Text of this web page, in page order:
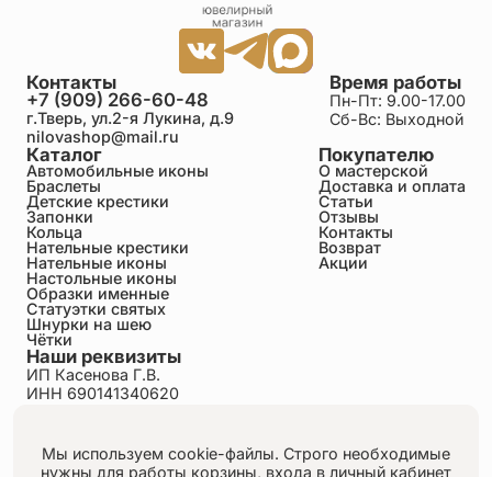
Каталог
Автомобильные иконы
Браслеты
Детские крестики
Запонки
Кольца
Нательные крестики
Нательные иконы
Настольные иконы
Образки именные
Статуэтки святых
Шнурки на шею
Чётки
Покупателю
О мастерской
Доставка и оплата
Статьи
Отзывы
Контакты
Возврат
Акции
Время работы
Пн-Пт: 9.00-17.00
Сб-Вс: Выходной
Контакты
+7 (909) 266-60-48
г.Тверь, ул.2-я Лукина, д.9
nilovashop@mail.ru
Наши реквизиты
ИП Касенова Г.В.
ИНН 690141340620
Пользовательское соглашение
Публичная оферта
Мы используем cookie-файлы. Строго необходимые
нужны для работы корзины, входа в личный кабинет